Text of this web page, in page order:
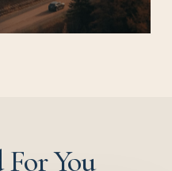
For You